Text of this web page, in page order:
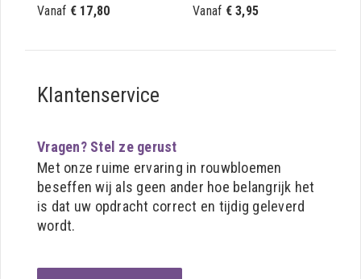
Vanaf € 17,80 Vanaf € 3,95
Klantenservice
Vragen? Stel ze gerust
Met onze ruime ervaring in rouwbloemen
beseffen wij als geen ander hoe belangrijk het
is dat uw opdracht correct en tijdig geleverd
wordt.